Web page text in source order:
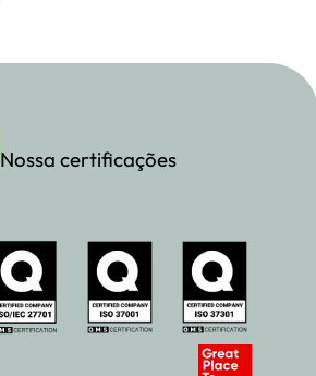
Nossa certificações